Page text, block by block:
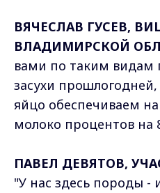
ВЯЧЕСЛАВ ГУСЕВ,
ВЛАДИМИРСКОЙ
вами по таким видам
засухи
яйцо обеспечиваем
молоко процентов
ПАВЕЛ ДЕВЯТОВ,
"У нас здесь породы -